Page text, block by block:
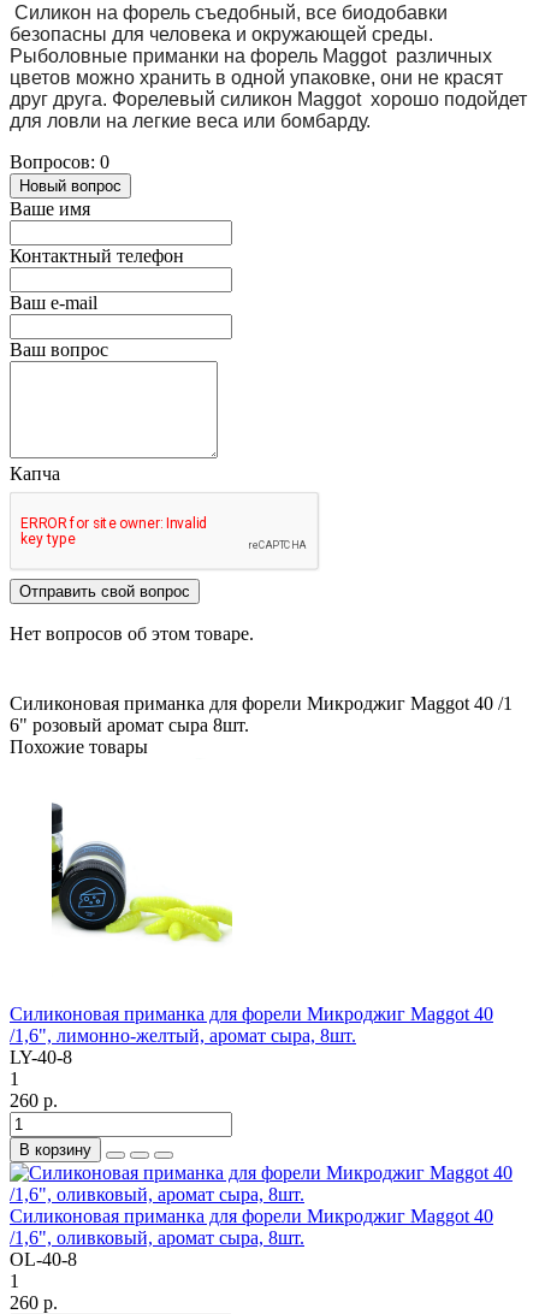
Силикон на форель съедобный, все биодобавки
безопасны для человека и окружающей среды.
Рыболовные приманки на форель Maggot различных
цветов можно хранить в одной упаковке, они не красят
друг друга. Форелевый силикон Maggot хорошо подойдет
для ловли на легкие веса или бомбарду.
Вопросов: 0
Новый вопрос
Ваше имя
Контактный телефон
Ваш e-mail
Ваш вопрос
Капча
Отправить свой вопрос
Нет вопросов об этом товаре.
Силиконовая приманка для форели Микроджиг Maggot 40 /1
6" розовый аромат сыра 8шт.
Похожие товары
Силиконовая приманка для форели Микроджиг Maggot 40
/1,6", лимонно-желтый, аромат сыра, 8шт.
LY-40-8
1
260 р.
В корзину
Силиконовая приманка для форели Микроджиг Maggot 40
/1,6", оливковый, аромат сыра, 8шт.
OL-40-8
1
260 р.